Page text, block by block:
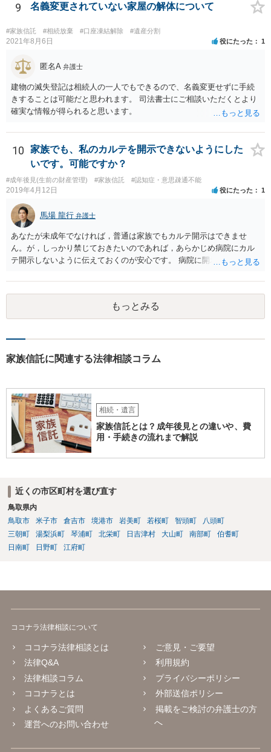
9 名義変更されていない家屋の解体について
#家族信託 #相続放棄 #口座凍結解除 #遺産分割
2021年8月6日 役にたった 1
匿名A 弁護士
建物の滅失登記は相続人の一人でもできるので、名義変更せずに手続
きすることは可能だと思われます。 司法書士にご相談いただくとより
確実な情報が得られると思います。
10
家族でも、私のカルテを開示できないようにした
いです。可能ですか？
#成年後見(生前の財産管理) #家族信託 #認知症・意思疎通不能
2019年4月12日 役にたった 1
馬場 龍行 弁護士
あなたが未成年でなければ，普通は家族でもカルテ開示はできませ
ん。が，しっかり禁じておきたいのであれば，あらかじめ病院にカル
テ開示しないように伝えておくのが安心です。 病院に開示しないよう
可能性は低いのでコストパフォーマンスとしてはどうかなという感じ
がします。
もっとみる
家族信託に関連する法律相談コラム
相続・遺言
家族信託とは？成年後見との違いや、費
用・手続きの流れまで解説
近くの市区町村を選び直す
鳥取県内
鳥取市
米子市 倉吉市 境港市 岩美町 若桜町 智頭町
八頭町
三朝町
湯梨浜町 琴浦町 北栄町 日吉津村 大山町 南部町
伯耆町
日南町
日野町 江府町
ココナラ法律相談について
ココナラ法律相談とは
法律Q&A
法律相談コラム
ココナラとは
よくあるご質問
運営へのお問い合わせ
ご意見・ご要望
利用規約
プライバシーポリシー
外部送信ポリシー
掲載をご検討の弁護士の方
へ